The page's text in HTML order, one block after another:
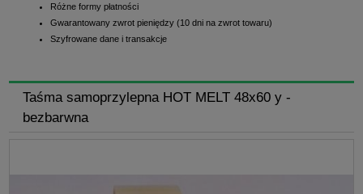
Różne formy płatności
Gwarantowany zwrot pieniędzy (10 dni na zwrot towaru)
Szyfrowane dane i transakcje
Taśma samoprzylepna HOT MELT 48x60 y -
bezbarwna